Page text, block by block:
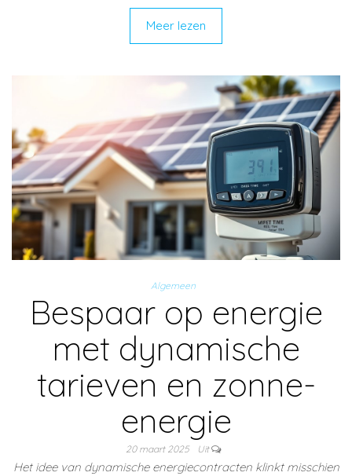
Meer lezen
Algemeen
Bespaar op energie
met dynamische
tarieven en zonne-
energie
20 maart 2025 Uit
Het idee van dynamische energiecontracten klinkt misschien